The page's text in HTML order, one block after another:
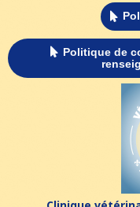

 Politique de